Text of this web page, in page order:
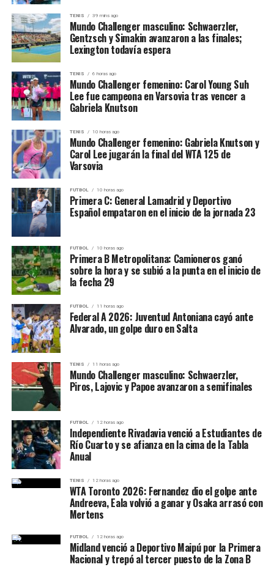
hacia la estabilidad en Medio Oriente”.
¿Qué cambia para Siria?
El levantamiento de sanciones podría abrir la puerta a
inversiones extranjeras, al restablecimiento de
relaciones comerciales con empresas occidentales y al
acceso a sistemas bancarios internacionales. No
obstante, la implementación real de esta política
dependerá de su eventual retorno al poder. Como
candidato, Trump no tiene autoridad ejecutiva, por lo
que el anuncio fue interpretado más como una promesa
electoral que como una acción inmediata.
Fuentes del Departamento de Estado señalaron que “no
hay cambios oficiales en la política estadounidense hacia
Siria”, dejando en claro que se trata, por ahora, de una
declaración de intenciones.
Un gesto electoral en plena campaña
El anuncio ocurre a menos de seis meses de las
elecciones presidenciales estadounidenses. Trump ha
intensificado su discurso antiintervencionista y ha
prometido revertir lo que llama “la diplomacia fallida
del pantano de Washington”. Su mensaje parece apuntar
a un electorado cansado de las guerras y del rol
militarista de EE.UU. en el mundo.
Queda por ver si este nuevo viraje en política exterior
consolidará apoyos o generará divisiones dentro de su
propio partido, donde aún persisten sectores
neoconservadores que consideran a Siria una amenaza
estratégica para la seguridad de Israel y los intereses
estadounidenses en la región.
TENIS 39 mins ago
Mundo Challenger masculino: Schwaerzler,
Gentzsch y Simakin avanzaron a las finales;
Lexington todavía espera
TENIS 6 horas ago
Mundo Challenger femenino: Carol Young Suh
Lee fue campeona en Varsovia tras vencer a
Gabriela Knutson
TENIS 10 horas ago
Mundo Challenger femenino: Gabriela Knutson y
Carol Lee jugarán la final del WTA 125 de
Varsovia
FUTBOL 10 horas ago
Primera C: General Lamadrid y Deportivo
Español empataron en el inicio de la jornada 23
FUTBOL 10 horas ago
Primera B Metropolitana: Camioneros ganó
sobre la hora y se subió a la punta en el inicio de
la fecha 29
FUTBOL 11 horas ago
Federal A 2026: Juventud Antoniana cayó ante
Alvarado, un golpe duro en Salta
TENIS 11 horas ago
Mundo Challenger masculino: Schwaerzler,
Piros, Lajovic y Papoe avanzaron a semifinales
FUTBOL 12 horas ago
Independiente Rivadavia venció a Estudiantes de
Río Cuarto y se afianza en la cima de la Tabla
Anual
TENIS 12 horas ago
WTA Toronto 2026: Fernandez dio el golpe ante
Andreeva, Eala volvió a ganar y Osaka arrasó con
Mertens
FUTBOL 12 horas ago
Midland venció a Deportivo Maipú por la Primera
Nacional y trepó al tercer puesto de la Zona B